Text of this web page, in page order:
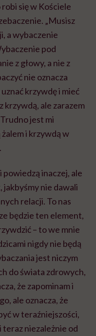
się w Kościele
„Musisz
a wybaczenie
pod
z głowy, a nie z
nie oznacza
krzywdę i mieć
krzywdą, ale zarazem
jest mi
i krzywdą w
inaczej, ale
nie dawali
relacji. To nas
będzie ten element,
– to we mnie
nigdy nie będą
jest niczym
do świata zdrowych,
że zapominam i
ale oznacza, że
w teraźniejszości,
teraz niezależnie od